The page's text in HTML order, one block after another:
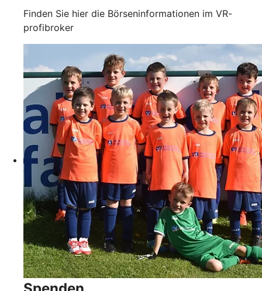
Finden Sie hier die Börseninformationen im VR-
profibroker